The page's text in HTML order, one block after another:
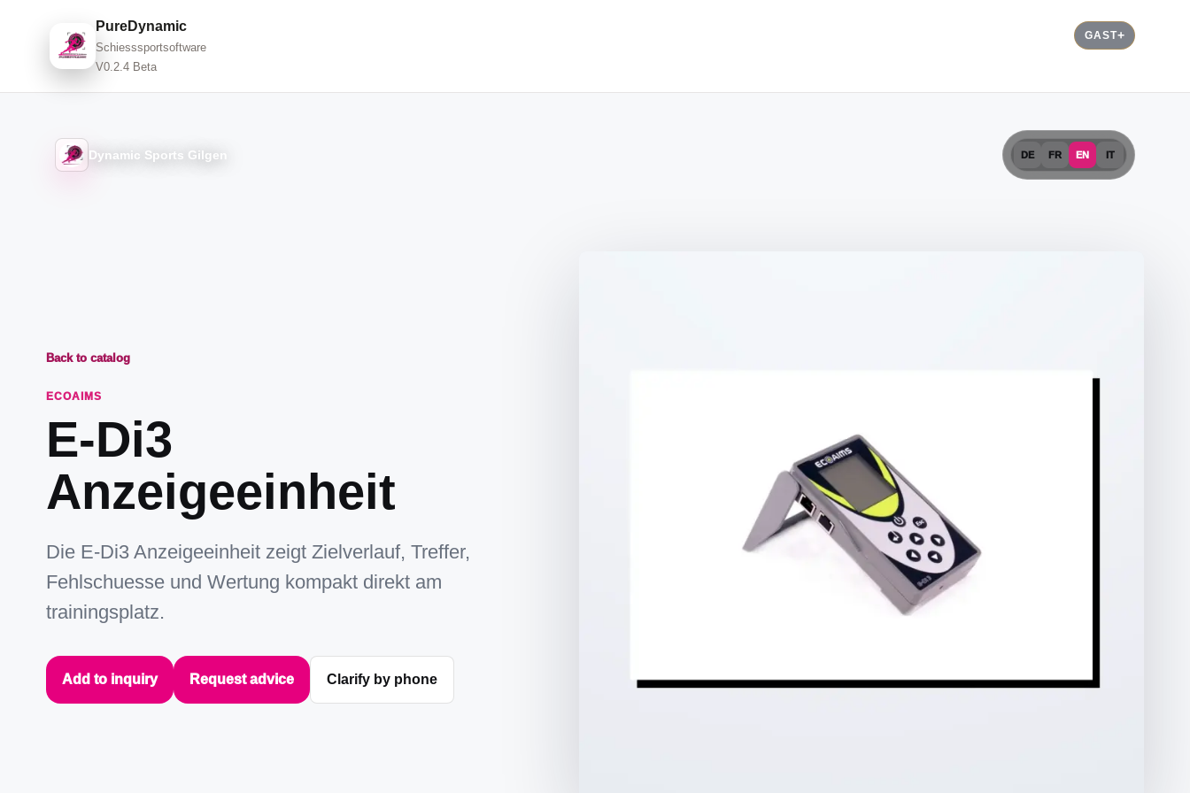
PureDynamic
Schiesssportsoftware
V0.2.4 Beta
GAST
Dynamic Sports Gilgen DE FR EN IT
Back to catalog
ECOAIMS
E-Di3
Anzeigeeinheit
Die E-Di3 Anzeigeeinheit zeigt Zielverlauf, Treffer,
Fehlschuesse und Wertung kompakt direkt am
trainingsplatz.
Add to inquiry Request advice Clarify by phone